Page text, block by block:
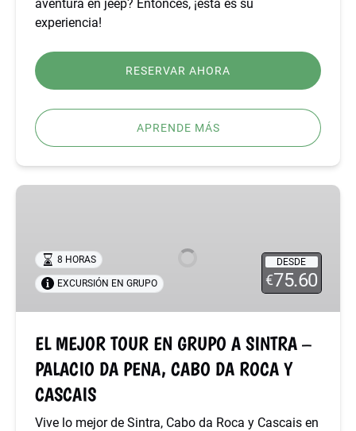
aventura en jeep? Entonces, ¡ésta es su
experiencia!
RESERVAR AHORA
APRENDE MÁS
EL
GRUPO
PALACIO
PENA,
CABO
DESDE
€75.60
8 HORAS
EXCURSIÓN EN GRUPO
EL MEJOR TOUR EN GRUPO A SINTRA –
PALACIO DA PENA, CABO DA ROCA Y
CASCAIS
Vive lo mejor de Sintra, Cabo da Roca y Cascais en